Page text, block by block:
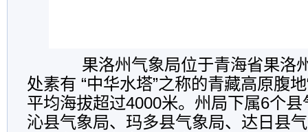
果洛州气象局位于青海省果洛
处素有 “中华水塔”之称的青藏高原腹地
平均海拔超过4000米。州局下属6个县
沁县气象局、玛多县气象局、达日县